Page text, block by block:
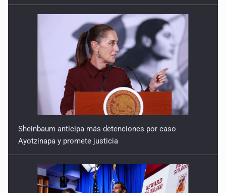
Sheinbaum anticipa más detenciones por caso
Ayotzinapa y promete justicia